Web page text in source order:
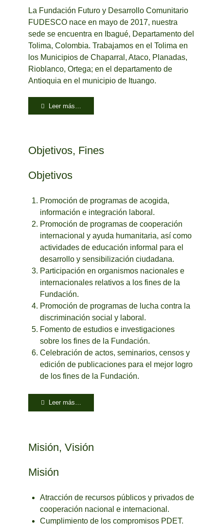
La Fundación Futuro y Desarrollo Comunitario
FUDESCO nace en mayo de 2017, nuestra
sede se encuentra en Ibagué, Departamento del
Tolima, Colombia. Trabajamos en el Tolima en
los Municipios de Chaparral, Ataco, Planadas,
Rioblanco, Ortega; en el departamento de
Antioquia en el municipio de Ituango.
Leer más…
Objetivos, Fines
Objetivos
Promoción de programas de acogida,
información e integración laboral.
Promoción de programas de cooperación
internacional y ayuda humanitaria, así como
actividades de educación informal para el
desarrollo y sensibilización ciudadana.
Participación en organismos nacionales e
internacionales relativos a los fines de la
Fundación.
Promoción de programas de lucha contra la
discriminación social y laboral.
Fomento de estudios e investigaciones
sobre los fines de la Fundación.
Celebración de actos, seminarios, censos y
edición de publicaciones para el mejor logro
de los fines de la Fundación.
Leer más…
Misión, Visión
Misión
Atracción de recursos públicos y privados de
cooperación nacional e internacional.
Cumplimiento de los compromisos PDET.